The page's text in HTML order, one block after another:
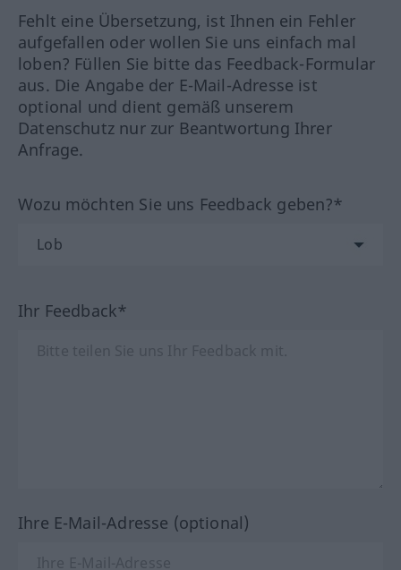
Fehlt eine Übersetzung, ist Ihnen ein Fehler
aufgefallen oder wollen Sie uns einfach mal
loben? Füllen Sie bitte das Feedback-Formular
aus. Die Angabe der E-Mail-Adresse ist
optional und dient gemäß unserem
Datenschutz nur zur Beantwortung Ihrer
Anfrage.
Wozu möchten Sie uns Feedback geben?*
Ihr Feedback*
Ihre E-Mail-Adresse (optional)